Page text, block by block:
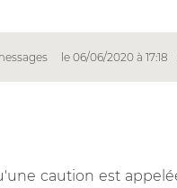
le 06/06/2020 à 17:18
caution est